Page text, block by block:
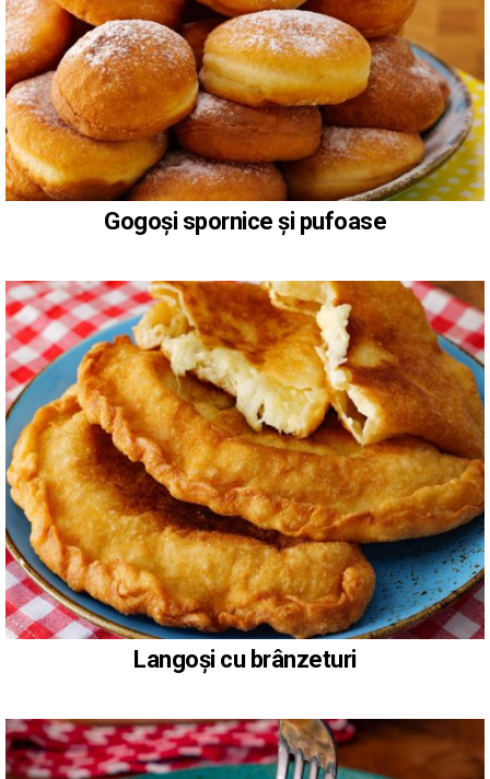
Gogoși spornice și pufoase
Langoși cu brânzeturi